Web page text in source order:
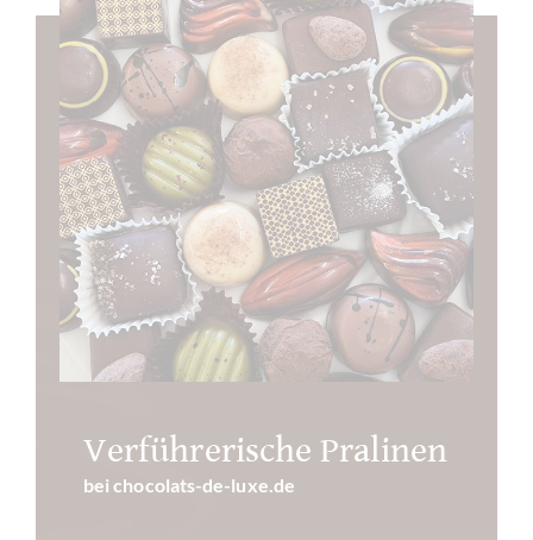
Verführerische Pralinen
bei chocolats-de-luxe.de